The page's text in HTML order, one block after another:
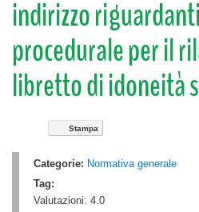
indirizzo
procedurale per il
libretto di idoneità
Stampa
Categorie: Normativa generale
Tag:
Valutazioni: 4.0